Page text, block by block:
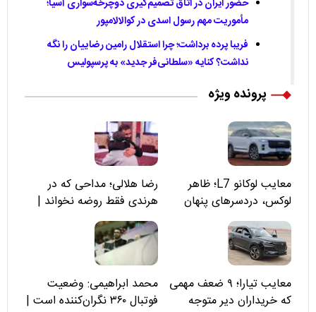
حضور ایران در اتاق تصمیم‌گیری دوچرخه‌سواری آسیا؛
مأموریت مهم رسول اسدی در کوالالامپور
فریبا پرده برداشت؛ چرا استقلال رامین رضاییان را نگه
نداشت؟ کنایه «سلطانی‌فر جدید» به پرسپولیس
پرونده ویژه
معایب لوکانو L7؛ ظاهر
لوکس، دردسرهای پنهان
رضا هلالی؛ مداحی که در
هرندی فقط روضه نخواند |
مسئولان «تکیه‌گاه آقا مرتضی
علی(ع)» را جدی‌تر ببینند
معایب تیارا؛ ۹ ضعف مهمی
که خریداران دیر متوجه
محمد ابراهیمی: وضعیت
فوتبال ۳۶۰ نگران‌کننده است |